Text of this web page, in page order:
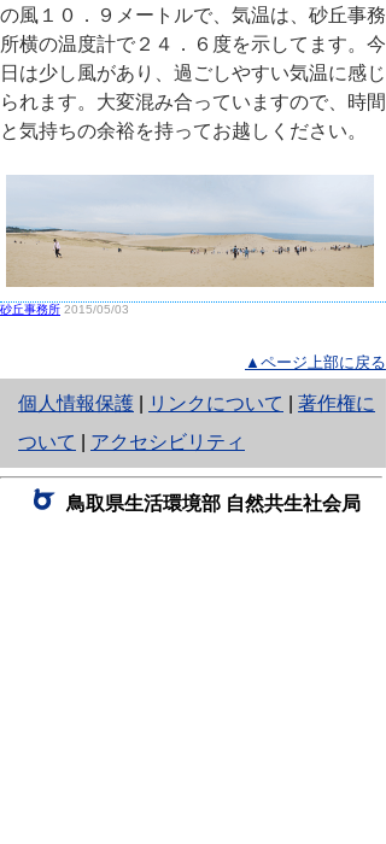
の風１０．９メートルで、気温は、砂丘事務
所横の温度計で２４．６度を示してます。今
日は少し風があり、過ごしやすい気温に感じ
られます。大変混み合っていますので、時間
と気持ちの余裕を持ってお越しください。
砂丘事務所 2015/05/03
▲ページ上部に戻る
個人情報保護
と
り
ネ
ッ
リンクについて
著作権に
ついて
アクセシビリティ
鳥取県生活環境部 自然共生社会局